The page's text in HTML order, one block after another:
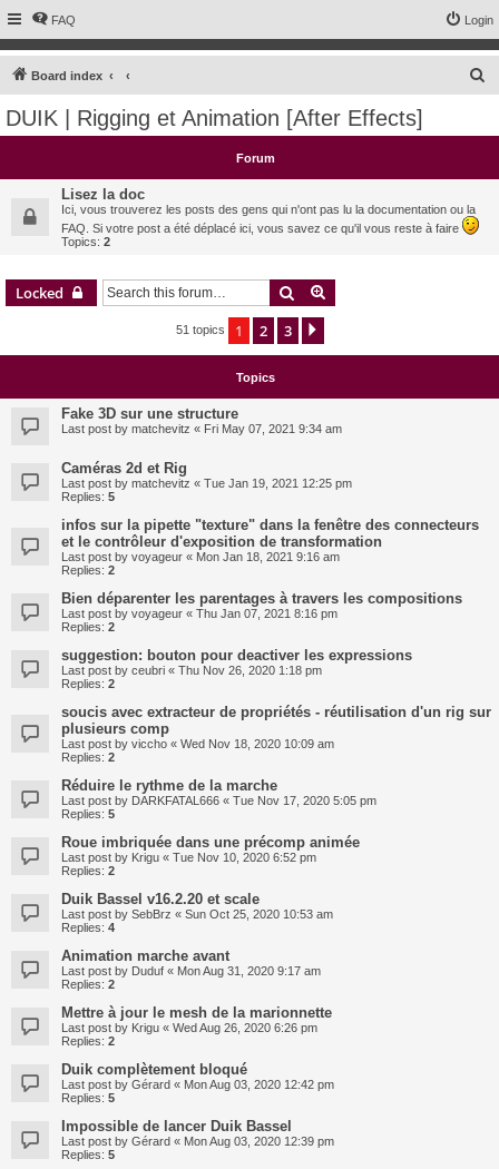
FAQ Login
Board index
c
DUIK | Rigging et Animation [After Effects]
Forum
Lisez la doc
Ici, vous trouverez les posts des gens qui n'ont pas lu la documentation ou la
FAQ. Si votre post a été déplacé ici, vous savez ce qu'il vous reste à faire
Topics: 2
Locked Search
51 topics 1 2 3
Topics
Fake 3D sur une structure
Last post by matchevitz « Fri May 07, 2021 9:34 am
Caméras 2d et Rig
Last post by matchevitz « Tue Jan 19, 2021 12:25 pm
Replies: 5
infos sur la pipette "texture" dans la fenêtre des connecteurs
et le contrôleur d'exposition de transformation
Last post by voyageur « Mon Jan 18, 2021 9:16 am
Replies: 2
Bien déparenter les parentages à travers les compositions
Last post by voyageur « Thu Jan 07, 2021 8:16 pm
Replies: 2
suggestion: bouton pour deactiver les expressions
Last post by ceubri « Thu Nov 26, 2020 1:18 pm
Replies: 2
soucis avec extracteur de propriétés - réutilisation d'un rig sur
plusieurs comp
Last post by viccho « Wed Nov 18, 2020 10:09 am
Replies: 2
Réduire le rythme de la marche
Last post by DARKFATAL666 « Tue Nov 17, 2020 5:05 pm
Replies: 5
Roue imbriquée dans une précomp animée
Last post by Krigu « Tue Nov 10, 2020 6:52 pm
Replies: 2
Duik Bassel v16.2.20 et scale
Last post by SebBrz « Sun Oct 25, 2020 10:53 am
Replies: 4
Animation marche avant
Last post by Duduf « Mon Aug 31, 2020 9:17 am
Replies: 2
Mettre à jour le mesh de la marionnette
Last post by Krigu « Wed Aug 26, 2020 6:26 pm
Replies: 2
Duik complètement bloqué
Last post by Gérard « Mon Aug 03, 2020 12:42 pm
Replies: 5
Impossible de lancer Duik Bassel
Last post by Gérard « Mon Aug 03, 2020 12:39 pm
Replies: 5